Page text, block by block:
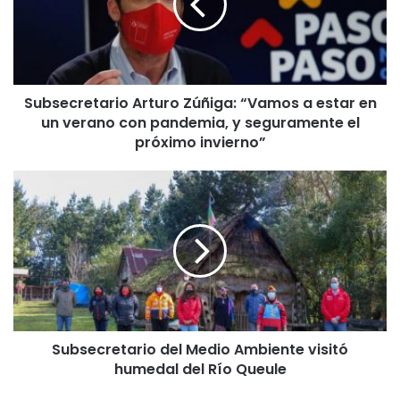
t
A
r
t
u
r
o
Z
ú
Subsecretario Arturo Zúñiga: “Vamos a estar en
un verano con pandemia, y seguramente el
próximo invierno”
S
u
b
s
e
c
r
e
t
Subsecretario del Medio Ambiente visitó
humedal del Río Queule